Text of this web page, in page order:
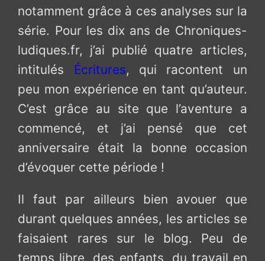
notamment grâce à ces analyses sur la
série. Pour les dix ans de Chroniques-
ludiques.fr, j’ai publié quatre articles,
intitulés Écritures, qui racontent un
peu mon expérience en tant qu’auteur.
C’est grâce au site que l’aventure a
commencé, et j’ai pensé que cet
anniversaire était la bonne occasion
d’évoquer cette période !
Il faut par ailleurs bien avouer que
durant quelques années, les articles se
faisaient rares sur le blog. Peu de
temps libre, des enfants, du travail en